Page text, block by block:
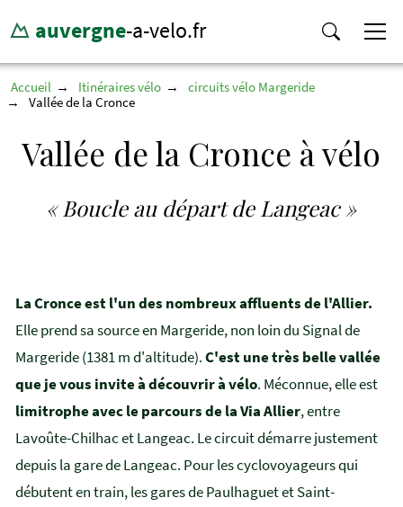
auvergne-a-velo.fr
Accueil Itinéraires vélo
circuits vélo Margeride
Vallée de la Cronce
Vallée de la Cronce à vélo
« Boucle au départ de Langeac »
La Cronce est l'un des nombreux affluents de l'Allier.
Elle prend sa source en Margeride, non loin du Signal de
Margeride (1381 m d'altitude).C'est une très belle vallée
que je vous invite à découvrir à vélo. Méconnue, elle est
limitrophe avec le parcours de la Via Allier, entre
Lavoûte-Chilhac et Langeac. Le circuit démarre justement
depuis la gare de Langeac. Pour les cyclovoyageurs qui
débutent en train, les gares de Paulhaguet et Saint-